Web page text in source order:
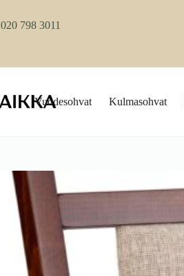
020 798 3011
Vuodesohvat Kulmasohvat